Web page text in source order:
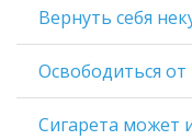
Вернуть себя
Освободиться
Сигарета может